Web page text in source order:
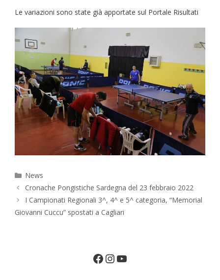
Le variazioni sono state già apportate sul Portale Risultati
Categorie
News
Cronache Pongistiche Sardegna del 23 febbraio 2022
I Campionati Regionali 3^, 4^ e 5^ categoria, “Memorial
Giovanni Cuccu” spostati a Cagliari
Facebook
Instagram
YouTube